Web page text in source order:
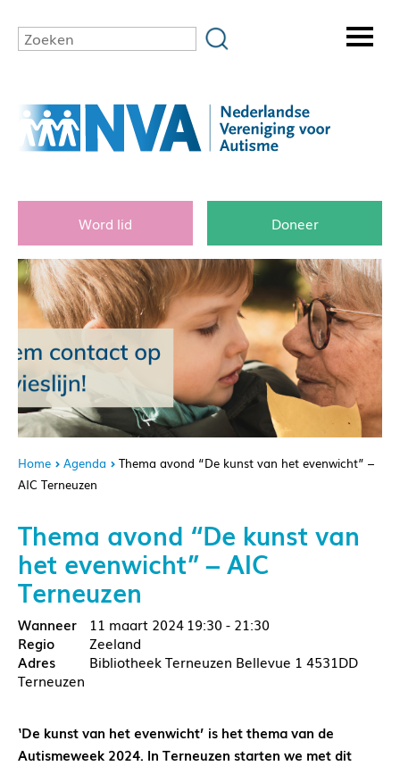
Word lid Doneer
Home Agenda
Thema avond “De kunst van het evenwicht” –
AIC Terneuzen
Thema avond “De kunst van
het evenwicht” – AIC
Terneuzen
11 maart 2024 19:30 - 21:30
Zeeland
Bibliotheek Terneuzen Bellevue 1 4531DD
Terneuzen
‘De kunst van het evenwicht’ is het thema van de
Autismeweek 2024. In Terneuzen starten we met dit